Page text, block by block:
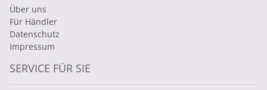
Über uns
Für Händler
Datenschutz
Impressum
SERVICE FÜR SIE